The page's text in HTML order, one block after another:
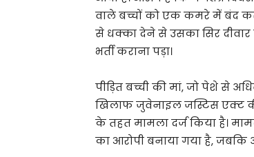
वाले बच्चों को एक कमरे में बंद कर
से धक्का देने से उसका सिर
भर्ती कराना पड़ा।
पीड़ित बच्ची की मां, जो पेशे से
खिलाफ जुवेनाइल जस्टिस एक्ट की
के तहत मामला दर्ज किया है।
का आरोपी बनाया गया है, जबकि